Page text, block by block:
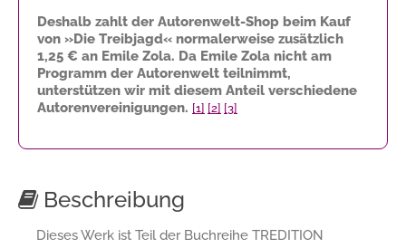
Deshalb zahlt der Autorenwelt-Shop beim Kauf
von »Die Treibjagd« normalerweise zusätzlich
1,25 € an Emile Zola. Da Emile Zola nicht am
Programm der Autorenwelt teilnimmt,
unterstützen wir mit diesem Anteil verschiedene
Autorenvereinigungen. [1] [2] [3]
Beschreibung
Dieses Werk ist Teil der Buchreihe TREDITION